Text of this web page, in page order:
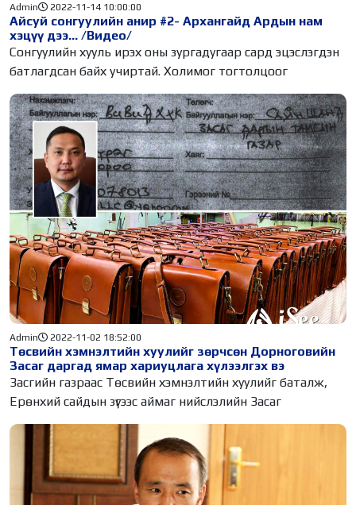
Айсуй сонгуулийн анир #2- Архангайд Ардын нам
хэцүү дээ... /Видео/
Admin 2022-11-14 10:00:00
Сонгуулийн хууль ирэх оны зургадугаар сард эцэслэгдэн
батлагдсан байх учиртай. Холимог тогтолцоог
Төсвийн хэмнэлтийн хуулийг зөрчсөн Дорноговийн
Засаг даргад ямар хариуцлага хүлээлгэх вэ
Admin 2022-11-02 18:52:00
Засгийн газраас Төсвийн хэмнэлтийн хуулийг баталж,
Ерөнхий сайдын зүгээс аймаг нийслэлийн Засаг